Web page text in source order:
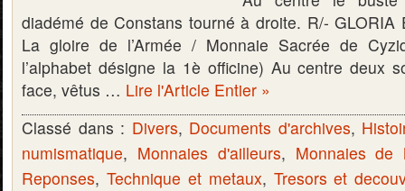
diadémé de Constans tourné à droite. R/- GLORIA
La gloire de l’Armée / Monnaie Sacrée de
l’alphabet désigne la 1è officine) Au centre deux
face, vêtus … Lire l'Article Entier »
Classé dans : Divers, Documents d'archives,
numismatique, Monnaies d'ailleurs, Monnaies de
Reponses, Technique et metaux, Tresors et